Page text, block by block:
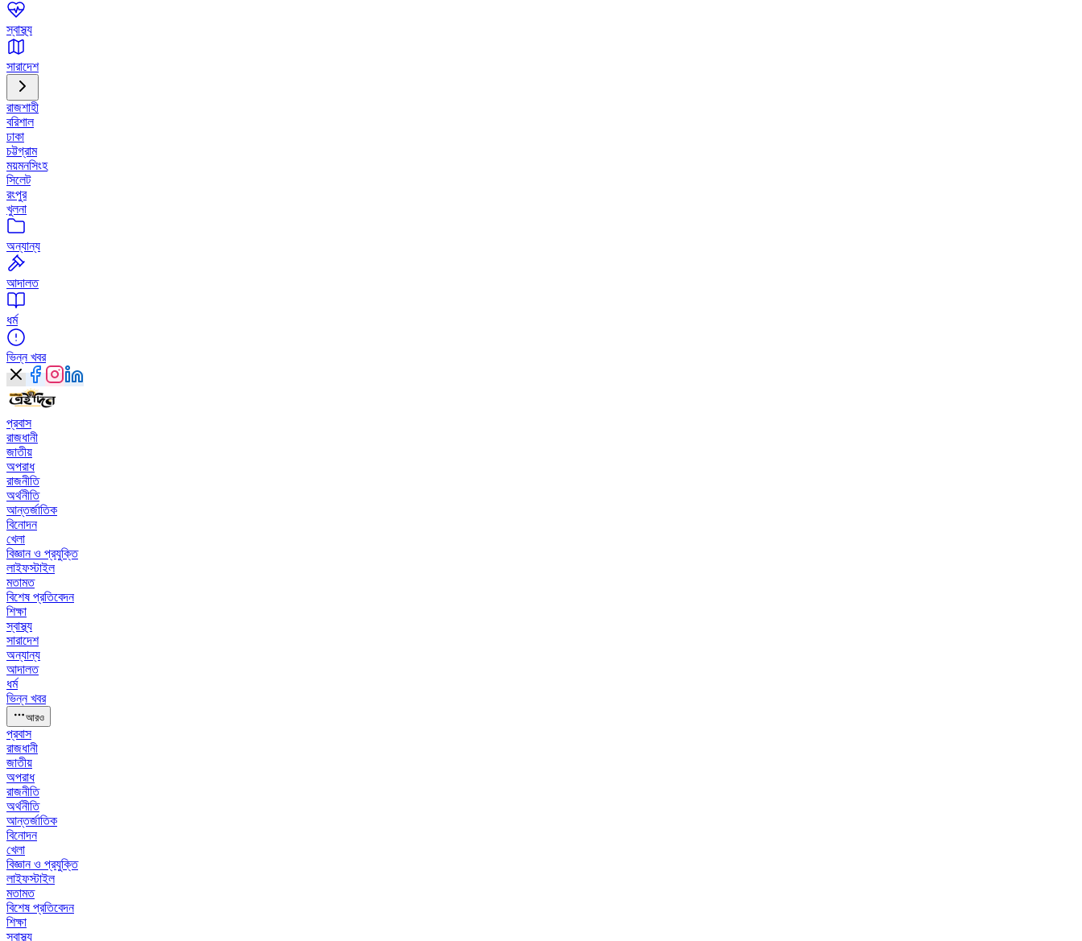
স্বাস্থ্য
সারাদেশ
রাজশাহী
বরিশাল
ঢাকা
চট্টগ্রাম
ময়মনসিংহ
সিলেট
রংপুর
খুলনা
অন্যান্য
আদালত
ধর্ম
ভিন্ন খবর
প্রবাস
রাজধানী
জাতীয়
অপরাধ
রাজনীতি
অর্থনীতি
আন্তর্জাতিক
বিনোদন
খেলা
বিজ্ঞান ও প্রযুক্তি
লাইফস্টাইল
মতামত
বিশেষ প্রতিবেদন
শিক্ষা
স্বাস্থ্য
সারাদেশ
অন্যান্য
আদালত
ধর্ম
ভিন্ন খবর
আরও
প্রবাস
রাজধানী
জাতীয়
অপরাধ
রাজনীতি
অর্থনীতি
আন্তর্জাতিক
বিনোদন
খেলা
বিজ্ঞান ও প্রযুক্তি
লাইফস্টাইল
মতামত
বিশেষ প্রতিবেদন
শিক্ষা
স্বাস্থ্য